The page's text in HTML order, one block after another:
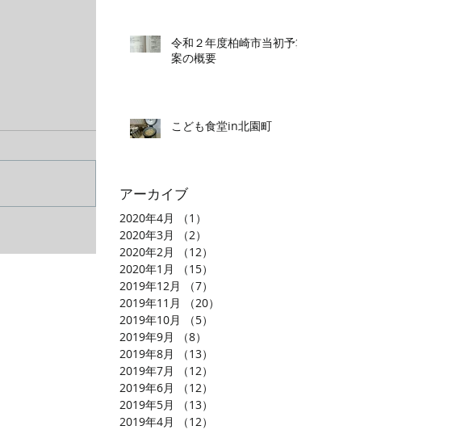
令和２年度柏崎市当初予算
案の概要
こども食堂in北園町
アーカイブ
2020年4月 （1）
2020年3月
（2）
2020年2月
（12）
2020年1月
（15）
2019年12月
（7）
2019年11月
（20）
2019年10月
（5）
2019年9月
（8）
2019年8月
（13）
2019年7月
（12）
2019年6月
（12）
2019年5月
（13）
2019年4月
（12）